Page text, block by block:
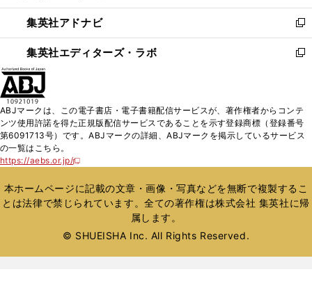
開
く
ウ
で
開
く
ン
ド
ウ
で
ウ
ィ
ン
ド
く
集英社アドナビ
新
し
い
ド
ウ
で
集英社エディターズ・ラボ
新
ィ
ン
ド
開
く
ABJマークは、この電子書店・電子書籍配信サービスが、著作権者からコンテ
ンツ使用許諾を得た正規版配信サービスであることを示す登録商標（登録番号
第6091713号）です。ABJマークの詳細、ABJマークを掲示しているサービス
の一覧はこちら。
https://aebs.or.jp/
新
い
ウ
ィ
ウ
本ホームページに記載の文章・画像・写真などを無断で複製するこ
とは法律で禁じられています。全ての著作権は株式会社 集英社に帰
属します。
© SHUEISHA Inc. All Rights Reserved.